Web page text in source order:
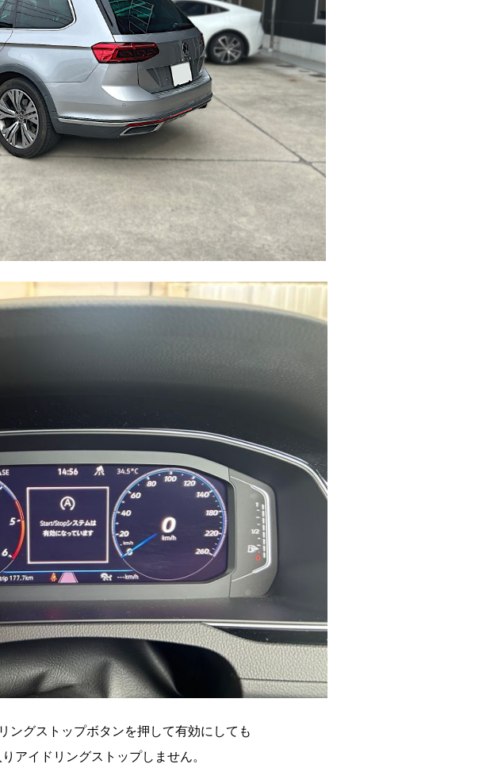
ングストップボタンを押して有効にしても
アイドリングストップしません。